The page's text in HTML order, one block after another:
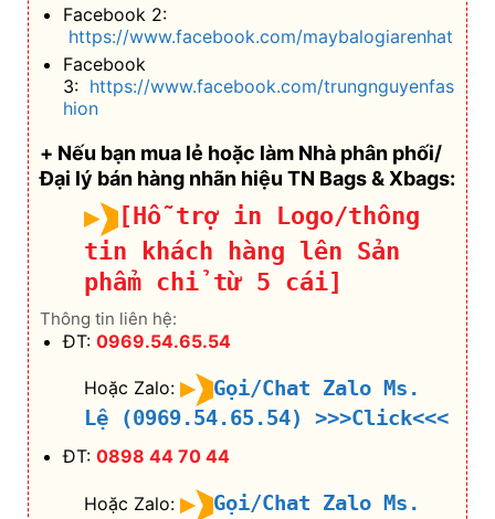
Facebook 2:
https://www.facebook.com/maybalogiarenhat
Facebook
3: https://www.facebook.com/trungnguyenfas
hion
+ Nếu bạn mua lẻ hoặc làm Nhà phân phối/
Đại lý bán hàng nhãn hiệu TN Bags & Xbags:
[Hỗ trợ in Logo/thông
tin khách hàng lên Sản
phẩm chỉ từ 5 cái]
Thông tin liên hệ:
ĐT: 0969.54.65.54
Hoặc Zalo:
Gọi/Chat Zalo Ms.
Lệ (0969.54.65.54)
>>>Click<<<
ĐT: 0898 44 70 44
Hoặc Zalo:
Gọi/Chat Zalo Ms.